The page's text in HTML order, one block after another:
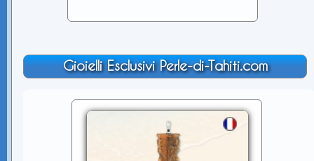
Gioielli Esclusivi Perle-di-Tahiti.com